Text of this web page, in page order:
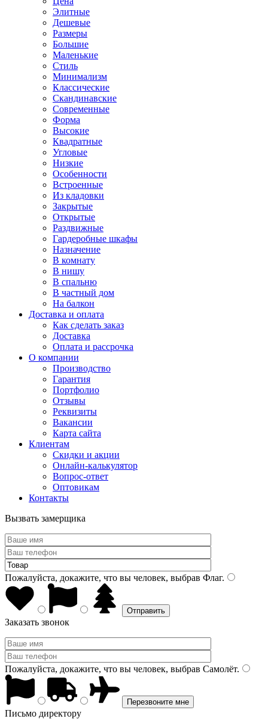
Элитные
Дешевые
Размеры
Большие
Маленькие
Стиль
Минимализм
Классические
Скандинавские
Современные
Форма
Высокие
Квадратные
Угловые
Низкие
Особенности
Встроенные
Из кладовки
Закрытые
Открытые
Раздвижные
Гардеробные шкафы
Назначение
В комнату
В нишу
В спальню
В частный дом
На балкон
Доставка и оплата
Как сделать заказ
Доставка
Оплата и рассрочка
О компании
Производство
Гарантия
Портфолио
Отзывы
Реквизиты
Вакансии
Карта сайта
Клиентам
Скидки и акции
Онлайн-калькулятор
Вопрос-ответ
Оптовикам
Контакты
Вызвать замерщика
Пожалуйста, докажите, что вы человек, выбрав Флаг.
Заказать звонок
Пожалуйста, докажите, что вы человек, выбрав Самолёт.
Письмо директору